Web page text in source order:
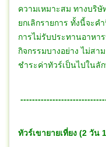
ความเหมาะสม ทางบริ
ยกเลิกรายการ ทั้งนี้จะค
การไม่รับประทานอาหา
กิจกรรมบางอย่าง ไม่สา
ชำระค่าทัวร์เป็นไปในลั
ทัวร์เขายายเที่ยง (2 วัน